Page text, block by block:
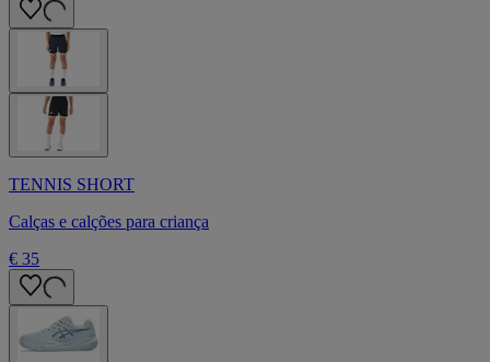
TENNIS SHORT
Calças e calções para criança
€ 35